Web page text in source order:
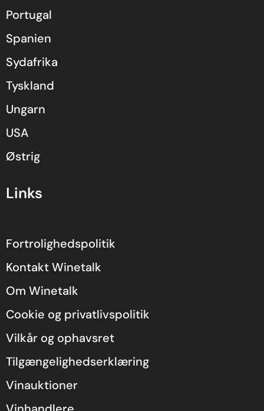
Portugal
Spanien
Sydafrika
Tyskland
Ungarn
USA
Østrig
Links
Fortrolighedspolitik
Kontakt Winetalk
Om Winetalk
Cookie og privatlivspolitik
Vilkår og ophavsret
Tilgængelighedserklæring
Vinauktioner